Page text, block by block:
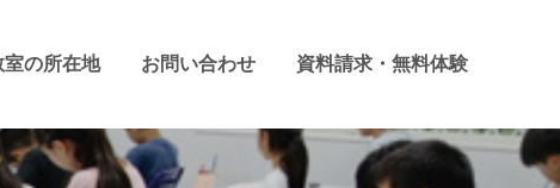
宮市、岩倉市のそろばん教
ます。
の実績！
室の所在地 お問い合わせ 資料請求・無料体験